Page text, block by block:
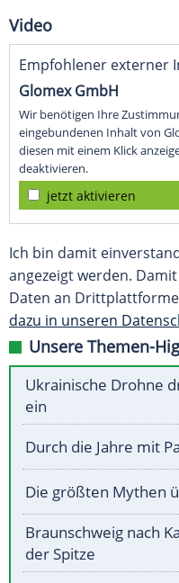
Video
Empfohlener externer
Glomex GmbH
Wir benötigen Ihre
eingebundenen Inhalt von
diesen mit einem Klick
deaktivieren.
jetzt aktivieren
Ich bin damit
angezeigt werden.
Daten an
dazu in unseren
Unsere Themen-
Ukrainische Drohne
ein
Durch die Jahre mit
Die größten Mythen
Braunschweig nach
der Spitze